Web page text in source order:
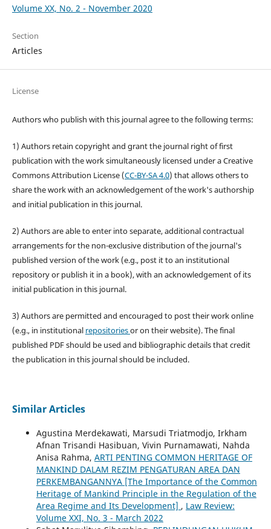
Volume XX, No. 2 - November 2020
Section
Articles
License
Authors who publish with this journal agree to the following terms:
1) Authors retain copyright and grant the journal right of first
publication with the work simultaneously licensed under a Creative
Commons Attribution License (CC-BY-SA 4.0) that allows others to
share the work with an acknowledgement of the work's authorship
and initial publication in this journal.
2) Authors are able to enter into separate, additional contractual
arrangements for the non-exclusive distribution of the journal's
published version of the work (e.g., post it to an institutional
repository or publish it in a book), with an acknowledgement of its
initial publication in this journal.
3) Authors are permitted and encouraged to post their work online
(e.g., in institutional repositoriesor on their website). The final
published PDF should be used and bibliographic details that credit
the publication in this journal should be included.
Similar Articles
Agustina Merdekawati, Marsudi Triatmodjo, Irkham
Afnan Trisandi Hasibuan, Vivin Purnamawati, Nahda
Anisa Rahma, ARTI PENTING COMMON HERITAGE OF
MANKIND DALAM REZIM PENGATURAN AREA DAN
PERKEMBANGANNYA [The Importance of the Common
Heritage of Mankind Principle in the Regulation of the
Area Regime and Its Development] , Law Review:
Volume XXI, No. 3 - March 2022